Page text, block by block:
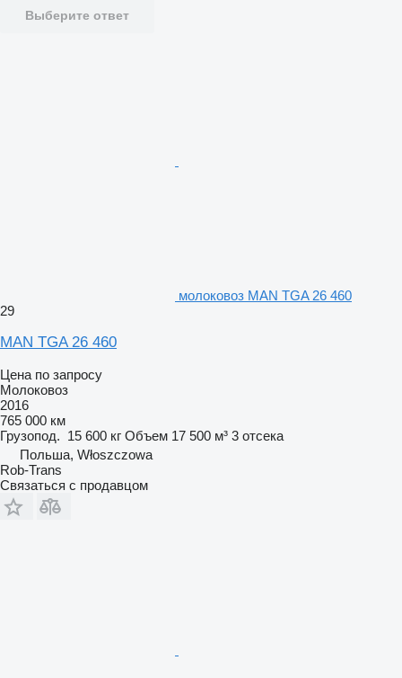
Выберите ответ
молоковоз MAN TGA 26 460
29
MAN TGA 26 460
Цена по запросу
Молоковоз
2016
765 000 км
Грузопод. 15 600 кг Объем 17 500 м³ 3 отсека
Польша, Włoszczowa
Rob-Trans
Связаться с продавцом